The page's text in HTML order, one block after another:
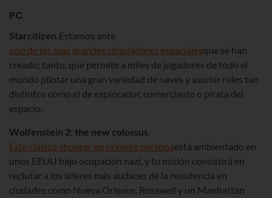
PC
Starcitizen.Estamos ante
uno de los más grandes simuladores espacialesque se han
creado; tanto, que permite a miles de jugadores de todo el
mundo pilotar una gran variedad de naves y asumir roles tan
distintos como el de explorador, comerciante o pirata del
espacio.
Wolfenstein 2: the new colossus.
Este clásico shooter en primera personaestá ambientado en
unos EEUU bajo ocupación nazi, y tu misión consistirá en
reclutar a los líderes más audaces de la resistencia en
ciudades como Nueva Orleans, Rosswell y un Manhattan